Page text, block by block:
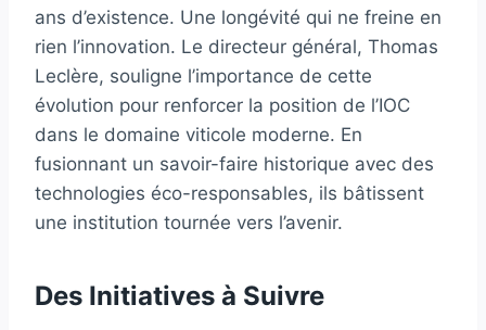
ans d’existence. Une longévité qui ne freine en
rien l’innovation. Le directeur général, Thomas
Leclère, souligne l’importance de cette
évolution pour renforcer la position de l’IOC
dans le domaine viticole moderne. En
fusionnant un savoir-faire historique avec des
technologies éco-responsables, ils bâtissent
une institution tournée vers l’avenir.
Des Initiatives à Suivre